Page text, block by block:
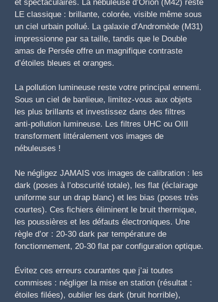
et spectaculaires. La nébuleuse d’Orion (M42) reste
LE classique : brillante, colorée, visible même sous
un ciel urbain pollué. La galaxie d’Andromède (M31)
impressionne par sa taille, tandis que le Double
amas de Persée offre un magnifique contraste
d’étoiles bleues et oranges.
La pollution lumineuse reste votre principal ennemi.
Sous un ciel de banlieue, limitez-vous aux objets
les plus brillants et investissez dans des filtres
anti-pollution lumineuse. Les filtres UHC ou OIII
transforment littéralement vos images de
nébuleuses !
Ne négligez JAMAIS vos images de calibration : les
dark (poses à l’obscurité totale), les flat (éclairage
uniforme sur un drap blanc) et les bias (poses très
courtes). Ces fichiers éliminent le bruit thermique,
les poussières et les défauts électroniques. Une
règle d’or : 20-30 dark par température de
fonctionnement, 20-30 flat par configuration optique.
Évitez ces erreurs courantes que j’ai toutes
commises : négliger la mise en station (résultat :
étoiles filées), oublier les dark (bruit horrible),